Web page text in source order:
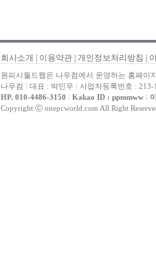
회사소개 이용약관 개인정보처리방침
원피시월드웹은 나우컴에서 운영하는 홈페이
나우컴 l 대표 : 박민우 l 사업자등록번호 :
HP. 010-4486-3150 l Kakao ID : ppmmww l
Copyright ⓒ onepcworld.com All Right